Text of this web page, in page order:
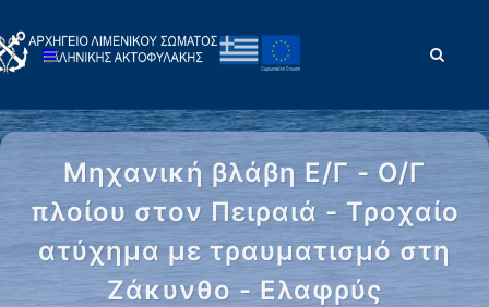
Μηχανική βλάβη Ε/Γ - Ο/Γ
πλοίου στον Πειραιά - Τροχαίο
ατύχημα με τραυματισμό στη
Ζάκυνθο - Ελαφρύς